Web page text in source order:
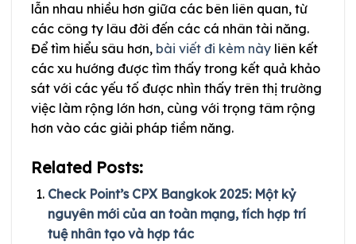
lẫn nhau nhiều hơn giữa các bên liên quan, từ
các công ty lâu đời đến các cá nhân tài năng.
Để tìm hiểu sâu hơn, bài viết đi kèm này liên kết
các xu hướng được tìm thấy trong kết quả khảo
sát với các yếu tố được nhìn thấy trên thị trường
việc làm rộng lớn hơn, cùng với trọng tâm rộng
hơn vào các giải pháp tiềm năng.
Related Posts:
Check Point’s CPX Bangkok 2025: Một kỷ
nguyên mới của an toàn mạng, tích hợp trí
tuệ nhân tạo và hợp tác